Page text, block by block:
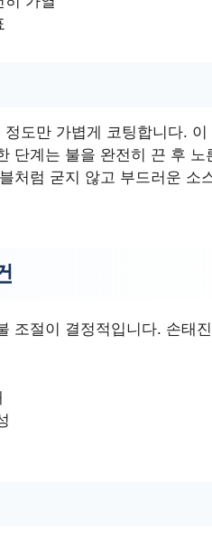
도만 가볍게 코팅합니다. 이
단계는 불을 완전히 끈 후 노
처럼 굳지 않고 부드러운 소
조절이 결정적입니다. 손태